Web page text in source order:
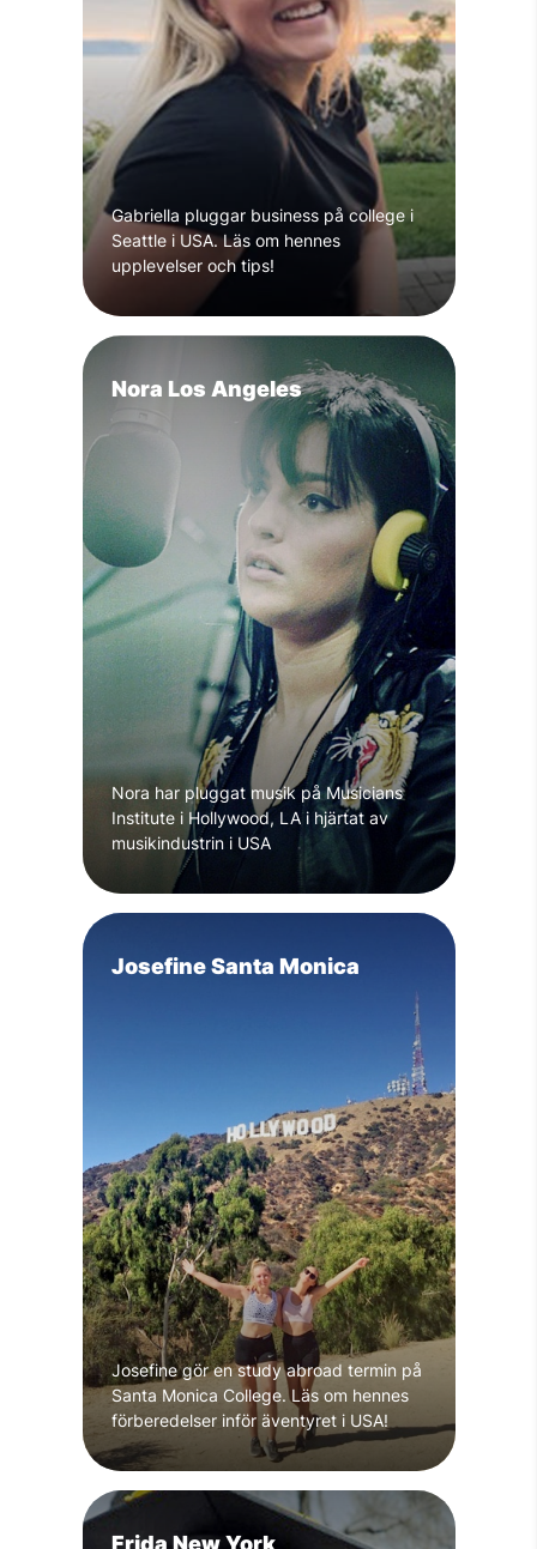
Gabriella pluggar business på college i
Seattle i USA. Läs om hennes
upplevelser och tips!
Nora Los Angeles
Nora har pluggat musik på Musicians
Institute i Hollywood, LA i hjärtat av
musikindustrin i USA
Josefine Santa Monica
Josefine gör en study abroad termin på
Santa Monica College. Läs om hennes
förberedelser inför äventyret i USA!
Frida New York